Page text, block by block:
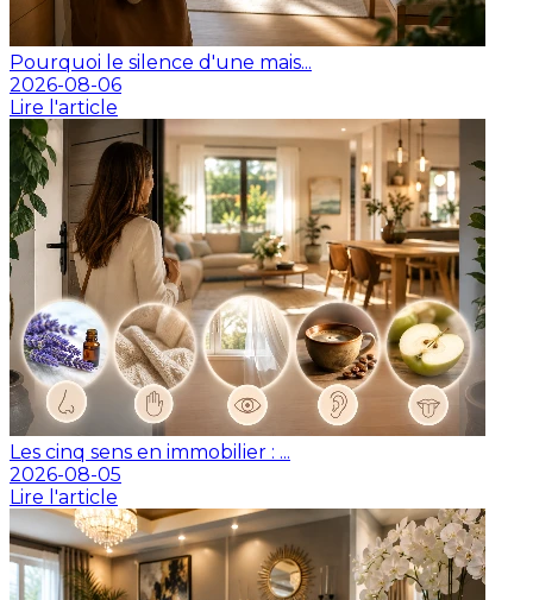
Pourquoi le silence d'une mais...
2026-08-06
Lire l'article
Les cinq sens en immobilier : ...
2026-08-05
Lire l'article